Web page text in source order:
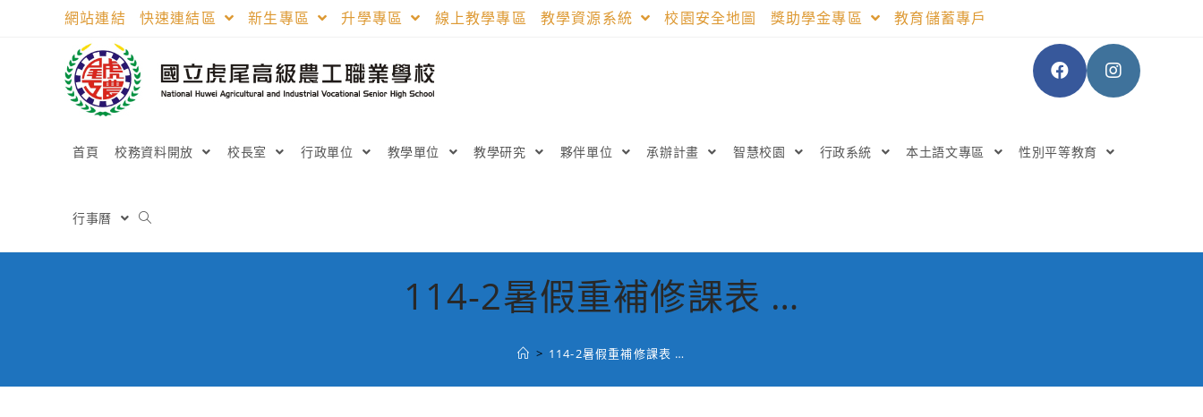
網站連結 快速連結區 新生專區 升學專區 線上教學專區 教學資源系統 校園安全地圖 獎助學金專區 教育儲蓄專戶
首頁 校務資料開放 校長室 行政單位 教學單位 教學研究 夥伴單位 承辦計畫 智慧校園 行政系統 本土語文專區 性別平等教育
行事曆
114-2暑假重補修課表 …
> 114-2暑假重補修課表 …